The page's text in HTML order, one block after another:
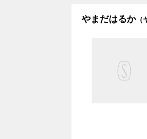
やまだはるか（